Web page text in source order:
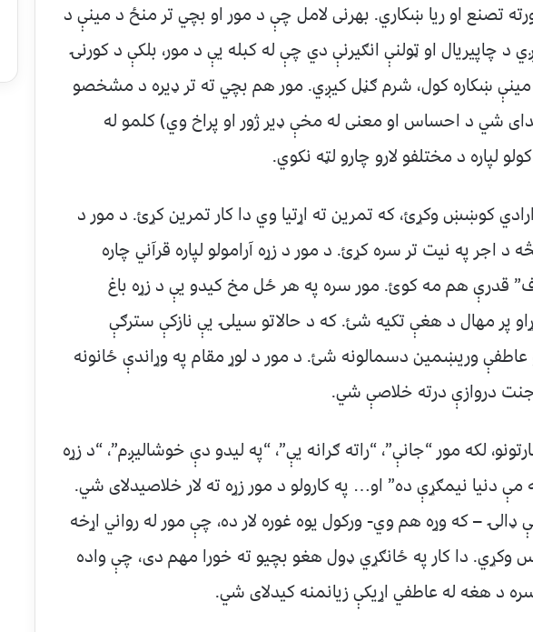
تصنع او ریا ښکاري. بهرنی لامل چې د مور او بچي تر منځ د مینې د
د چاپیریال او ټولنې انګیرنې دي چې له کبله یې د مور، بلکې د کورنۍ
ښکاره کول، شرم ګڼل کیږي. مور هم بچي ته تر ډیره د مشخصو
شي د احساس او معنی له مخې ډیر ژور او پراخ وي) کلمو له
لپاره د مختلفو لارو چارو لټه نکوي.
کوښښ وکړئ، که تمرین ته اړتیا وي دا کار تمرین کړئ. د مور د
د اجر په نیت تر سره کړئ. د مور د زړه آرامولو لپاره قرآني چاره
قدرې هم مه کوئ. مور سره په هر ځل مخ کیدو یې د زړه باغ
پر مهال د هغې تکیه شئ. که د حالاتو سیلۍ یې نازکې سترګې
وریښمین دسمالونه شئ. د مور د لوړ مقام په وړاندې ځانونه
دروازې درته خلاصې شي.
لکه مور “جانې”، “راته ګرانه یې”، “په لیدو دې خوشالیږم”، “د زړه
مې دنیا نیمګړې ده” او… په کارولو د مور زړه ته لار خلاصیدلای شي.
ډالۍ – که وړه هم وي- ورکول یوه غوره لار ده، چې مور له رواني اړخه
دا کار په ځانګړي ډول هغو بچیو ته خورا مهم دی، چې واده
د هغه له عاطفي اړیکې زیانمنه کیدلای شي.